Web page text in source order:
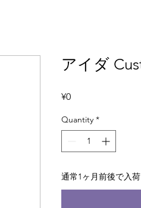
アイダ
¥0Price
Quantity *
通常1ヶ月前後で入荷